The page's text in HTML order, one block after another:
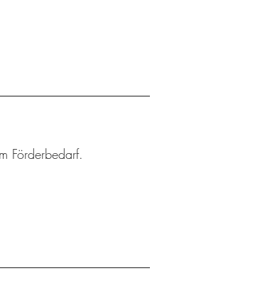
Förderbedarf.